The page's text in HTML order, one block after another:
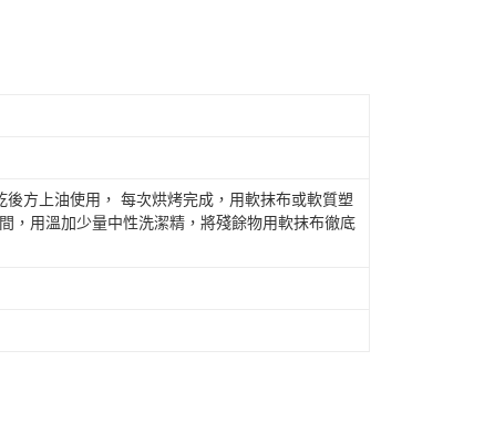
方上油使用， 每次烘烤完成，用軟抹布或軟質塑
，用溫加少量中性洗潔精，將殘餘物用軟抹布徹底